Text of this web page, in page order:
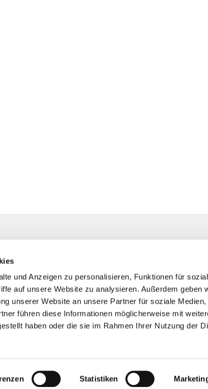
und Anzeigen zu personalisieren, Funktionen für
auf unsere Website zu analysieren. Außerdem geben
unserer Website an unsere Partner für soziale Medien,
führen diese Informationen möglicherweise mit
haben oder die sie im Rahmen Ihrer Nutzung der
Statistiken